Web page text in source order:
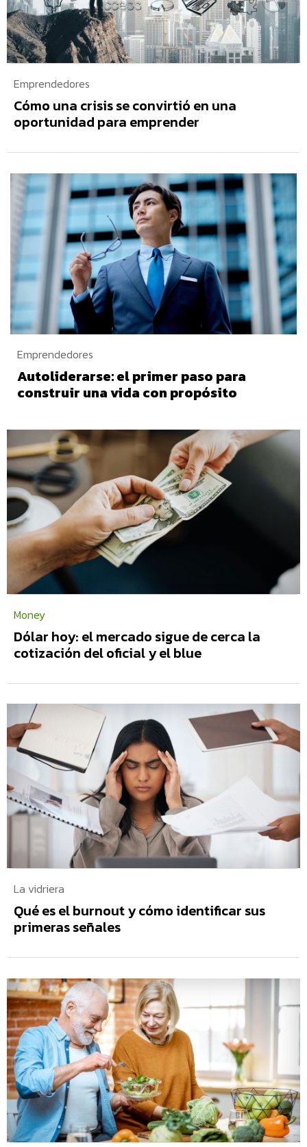
Emprendedores
Cómo una crisis se convirtió en una
oportunidad para emprender
Emprendedores
Autoliderarse: el primer paso para
construir una vida con propósito
Money
Dólar hoy: el mercado sigue de cerca la
cotización del oficial y el blue
La vidriera
Qué es el burnout y cómo identificar sus
primeras señales